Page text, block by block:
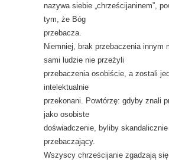
nazywa siebie „chrześcijaninem”,
tym, że Bóg
przebacza.
Niemniej, brak przebaczenia innym
sami ludzie nie przeżyli
przebaczenia osobiście, a zostali
intelektualnie
przekonani. Powtórzę: gdyby znali
jako osobiste
doświadczenie, byliby skandalicznie
przebaczający.
Wszyscy chrześcijanie zgadzają